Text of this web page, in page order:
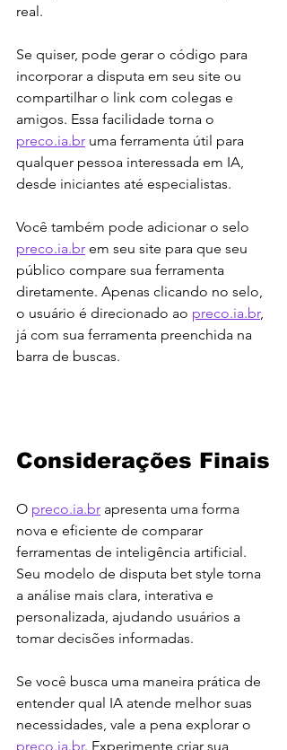
real.
Se quiser, pode gerar o código para
incorporar a disputa em seu site ou
compartilhar o link com colegas e
amigos. Essa facilidade torna o
preco.ia.br uma ferramenta útil para
qualquer pessoa interessada em IA,
desde iniciantes até especialistas.
Você também pode adicionar o selo
preco.ia.br em seu site para que seu
público compare sua ferramenta
diretamente. Apenas clicando no selo,
o usuário é direcionado ao preco.ia.br,
já com sua ferramenta preenchida na
barra de buscas.
Considerações Finais
O preco.ia.br apresenta uma forma
nova e eficiente de comparar
ferramentas de inteligência artificial.
Seu modelo de disputa bet style torna
a análise mais clara, interativa e
personalizada, ajudando usuários a
tomar decisões informadas.
Se você busca uma maneira prática de
entender qual IA atende melhor suas
necessidades, vale a pena explorar o
preco.ia.br. Experimente criar sua